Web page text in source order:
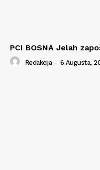
PCI BOSNA Jelah
Redakcija - 6 Augusta,